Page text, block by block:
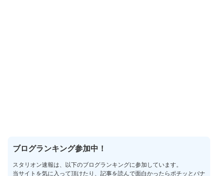
ブログランキング参加中！
スタリオン速報は、以下のブログランキングに参加しています。
当サイトを気に入って頂けたり、記事を読んで面白かったらポチッとバナ